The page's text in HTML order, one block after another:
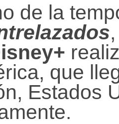
de la
que
Estados